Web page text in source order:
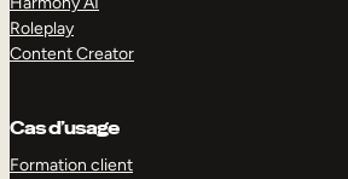
Roleplay
Content Creator
Cas d’usage
Formation client